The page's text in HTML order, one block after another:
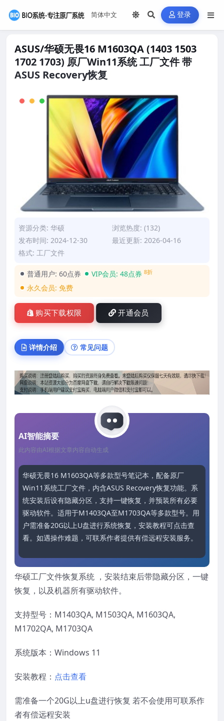
登录
ASUS/华硕无畏16 M1603QA (1403 1503
1702 1703) 原厂Win11系统 工厂文件 带
ASUS Recovery恢复
资源分类: 华硕
浏览热度: (132)
发布时间: 2024-12-30
最近更新: 2026-04-16
格式: 工厂文件
普通用户: 60点券 VIP会员: 48点券 8折
永久会员: 免费
购买下载权限 开通会员
详情介绍 常见问题
AI智能摘要
此内容由AI根据文章内容自动生成
华硕无畏16 M1603QA等多款型号笔记本，配备原厂
Win11系统工厂文件，内含ASUS Recovery恢复功能。系
统安装后设有隐藏分区，支持一键恢复，并预装所有必要
驱动软件。适用于M1403QA至M1703QA等多款型号。用
户需准备20G以上U盘进行系统恢复，安装教程可点击查
看。如遇操作难题，可联系作者提供有偿远程安装服务。
华硕工厂文件恢复系统 ，安装结束后带隐藏分区，一键
恢复，以及机器所有驱动软件。
支持型号：M1403QA, M1503QA, M1603QA,
M1702QA, M1703QA
系统版本：Windows 11
安装教程： 点击查看
需准备一个20G以上u盘进行恢复 若不会使用可联系作
者有偿远程安装